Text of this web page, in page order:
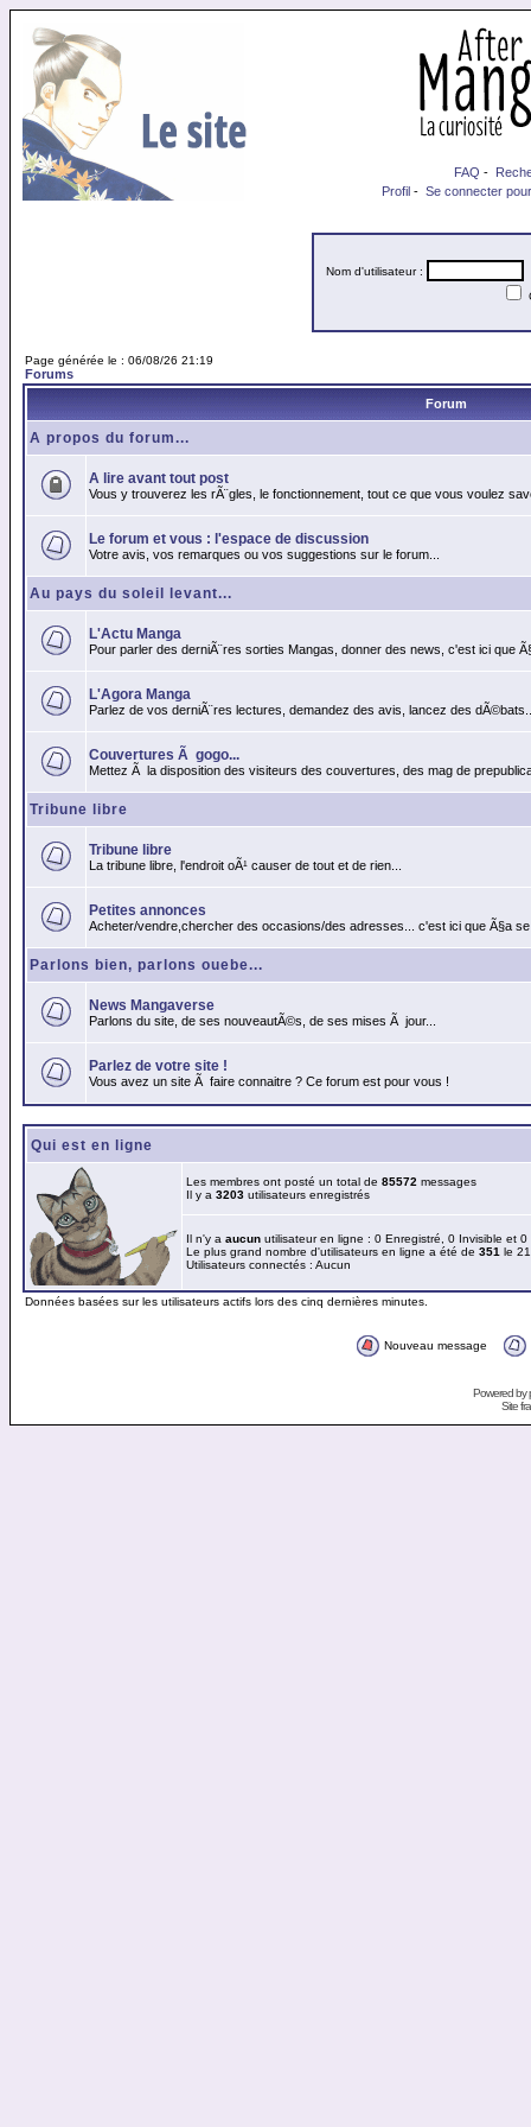
FAQ -
Profil - Se connecter
Nom d'utilisateur :
Page générée le : 06/08/26 21:19
Forums
Forum
A propos du forum...
A lire avant tout post
Vous y trouverez les rÃ¨gles, le fonctionnement, tout ce que vous voulez
Le forum et vous : l'espace de discussion
Votre avis, vos remarques ou vos suggestions sur le forum...
Au pays du soleil levant...
L'Actu Manga
Pour parler des derniÃ¨res sorties Mangas, donner des news, c'est ici que
L'Agora Manga
Parlez de vos derniÃ¨res lectures, demandez des avis, lancez des
Couvertures Ã gogo...
Mettez Ã la disposition des visiteurs des couvertures, des mag de
Tribune libre
Tribune libre
La tribune libre, l'endroit oÃ¹ causer de tout et de rien...
Petites annonces
Acheter/vendre,chercher des occasions/des adresses... c'est ici que Ã§a
Parlons bien, parlons ouebe...
News Mangaverse
Parlons du site, de ses nouveautÃ©s, de ses mises Ã jour...
Parlez de votre site !
Vous avez un site Ã faire connaitre ? Ce forum est pour vous !
Qui est en ligne
Les membres ont posté un total de 85572 messages
Il y a 3203 utilisateurs enregistrés
Il n'y a aucun utilisateur en ligne : 0 Enregistré, 0 Invisible et
Le plus grand nombre d'utilisateurs en ligne a été de 351 le
Utilisateurs connectés : Aucun
Données basées sur les utilisateurs actifs lors des cinq dernières minutes.
Nouveau message
Powered by
Site